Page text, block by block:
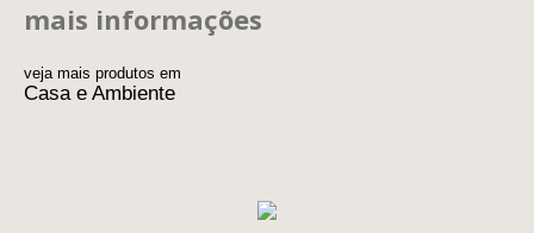
mais informações
veja mais produtos em
Casa e Ambiente